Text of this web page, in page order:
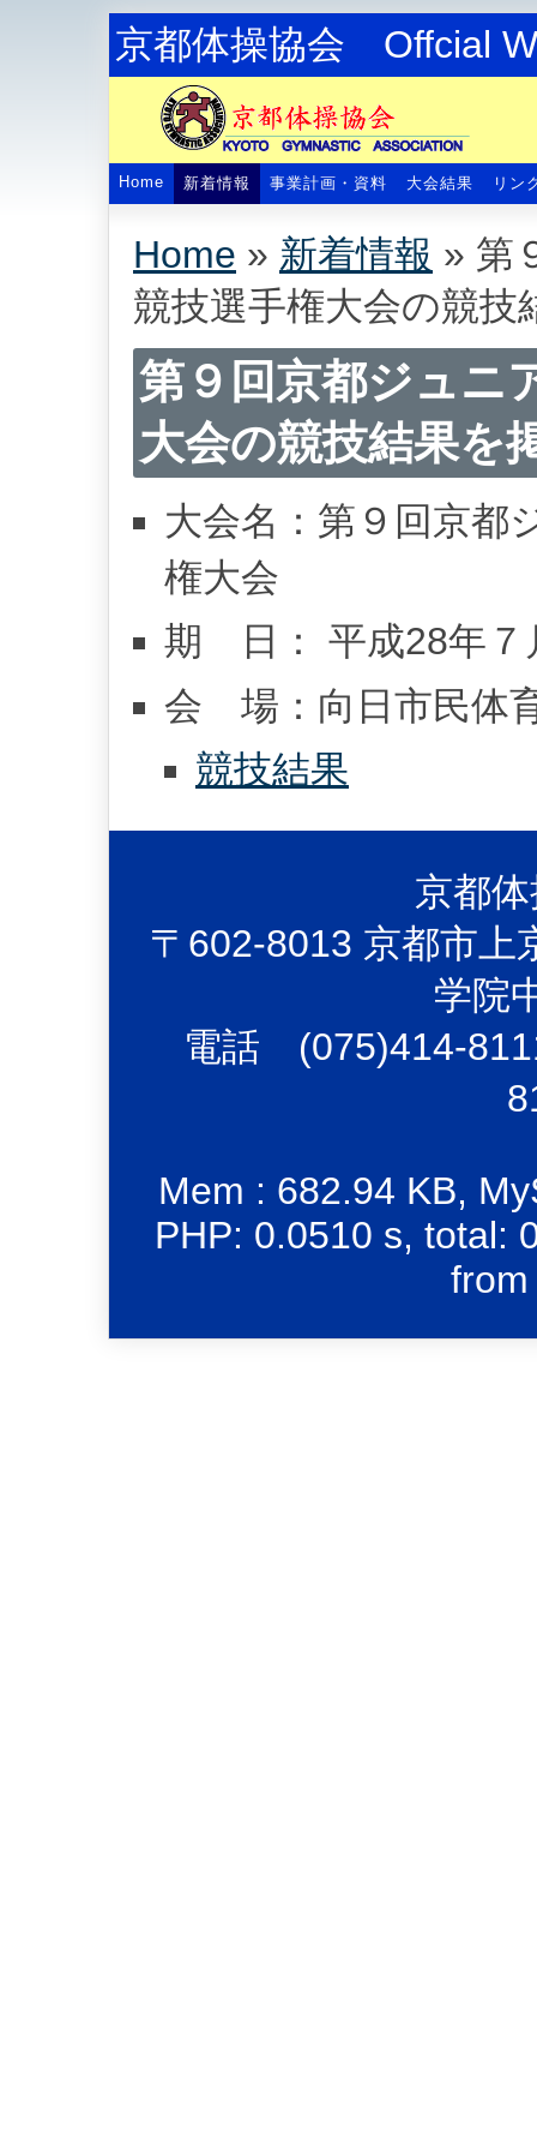
京都体操協会 Offcial
Home 新着情報 事業計画・資料 大会結果 リン
Home » 新着情報 » 第
競技選手権大会の競
第９回京都ジュニ
大会の競技結果を
大会名：第９回京都
権大会
期 日： 平成28年７
会 場：向日市民体
競技結果
京都
〒602-8013 京都市上
学院
電話 (075)414-
Mem : 682.94 KB,
PHP: 0.0510 s, total: